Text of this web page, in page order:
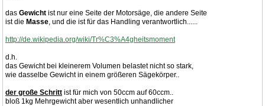
das Gewicht ist nur eine Seite der Motorsäge, die andere Seite
ist die Masse, und die ist für das Handling verantwortlich......
http://de.wikipedia.org/wiki/Tr%C3%A4gheitsmoment
d.h.
das Gewicht bei kleinerem Volumen belastet nicht so stark,
wie dasselbe Gewicht in einem größeren Sägekörper..
der große Schritt ist für mich von 50ccm auf 60ccm..
bloß 1kg Mehrgewicht aber wesentlich unhandlicher